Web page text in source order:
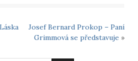
Josef Bernard Prokop – Paní
Grimmová se představuje »